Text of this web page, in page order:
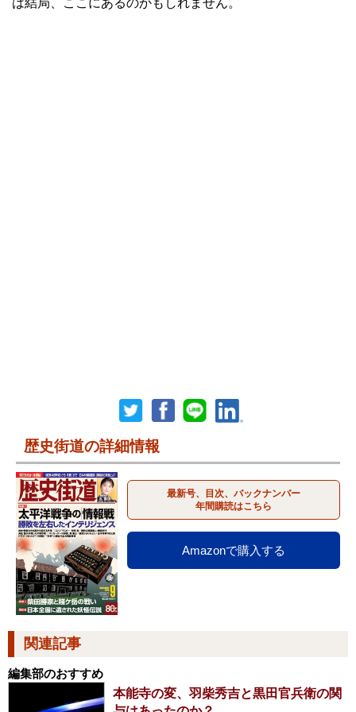
歴史街道の詳細情報
最新号、目次、バックナンバー
年間購読はこちら
Amazonで購入する
関連記事
編集部のおすすめ
本能寺の変、羽柴秀吉と黒田官兵衛の関